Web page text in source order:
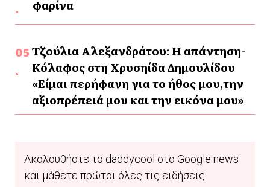
φαρίνα
Τζούλια Αλεξανδράτου: Η απάντηση-
Κόλαφος στη Χρυσηίδα Δημουλίδου
«Είμαι περήφανη για το ήθος μου,την
αξιοπρέπειά μου και την εικόνα μου»
Ακολουθήστε το daddycool στο Google news
και μάθετε πρώτοι όλες τις ειδήσεις